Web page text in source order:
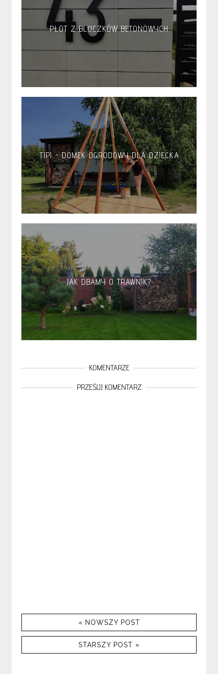
PŁOT Z BLOCZKÓW BETONOWYCH
TIPI - DOMEK OGRODOWY DLA DZIECKA
JAK DBAMY O TRAWNIK?
KOMENTARZE
PRZEŚLIJ KOMENTARZ
« NOWSZY POST
STARSZY POST »